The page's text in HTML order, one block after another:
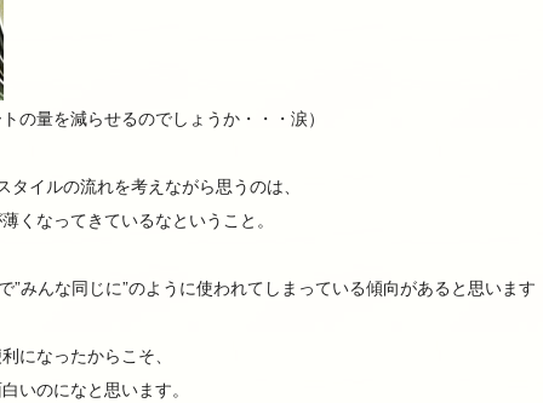
の量を減らせるのでしょうか・・・涙）
イルの流れを考えながら思うのは、
くなってきているなということ。
”みんな同じに”のように使われてしまっている傾向があると思います
になったからこそ、
いのになと思います。